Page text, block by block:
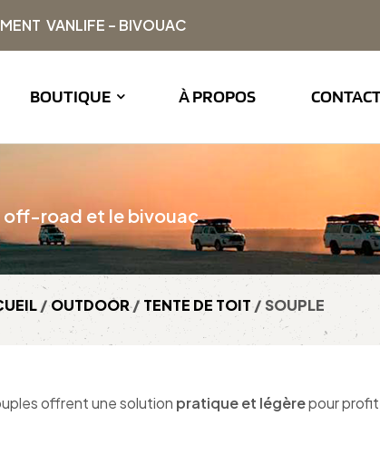
VANLIFE – BIVOUAC
BOUTIQUE À PROPOS
off-road et le bivouac
/OUTDOOR/ TENTE DE TOIT / SOUPLE
offrent une solution pratique et légèrepour